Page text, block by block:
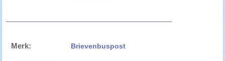
Merk: Brievenbuspost